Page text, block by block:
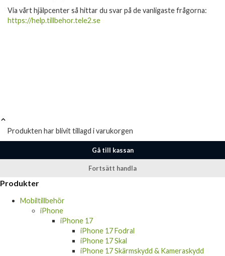
Via vårt hjälpcenter så hittar du svar på de vanligaste frågorna:
https://help.tillbehor.tele2.se
Gå till kassan
Fortsätt handla
iPhone
iPhone 17
iPhone 17 Fodral
iPhone 17 Skal
iPhone 17 Skärmskydd & Kameraskydd
iPhone 17 Laddare, Kablar & Hörlurar